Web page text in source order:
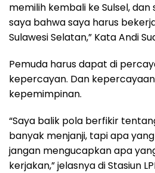
memilih kembali ke Sulsel, dan
saya bahwa saya harus
Sulawesi Selatan,” Kata Andi
Pemuda harus dapat di
kepercayan. Dan
kepemimpinan.
“Saya balik pola berfikir
banyak menjanji, tapi apa
jangan mengucapkan apa
kerjakan,” jelasnya di Stasiun